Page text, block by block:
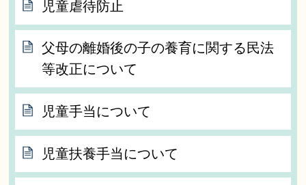
児童虐待防止
父母の離婚後の子の養育に関する民法
等改正について
児童手当について
児童扶養手当について